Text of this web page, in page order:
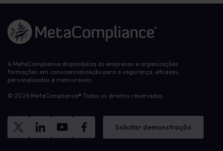
Ligação à página inicial
A MetaCompliance disponibiliza às empresas e organizações
formações em consciencialização para a segurança, eficazes,
personalizadas e mensuráveis.
© 2026 MetaCompliance® Todos os direitos reservados.
Solicitar demonstração